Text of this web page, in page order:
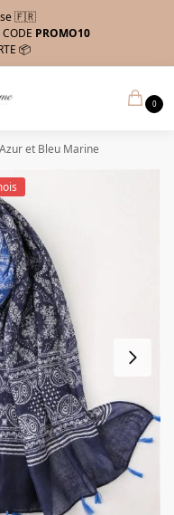
🇫🇷
PROMO10
📦
0
et Bleu Marine